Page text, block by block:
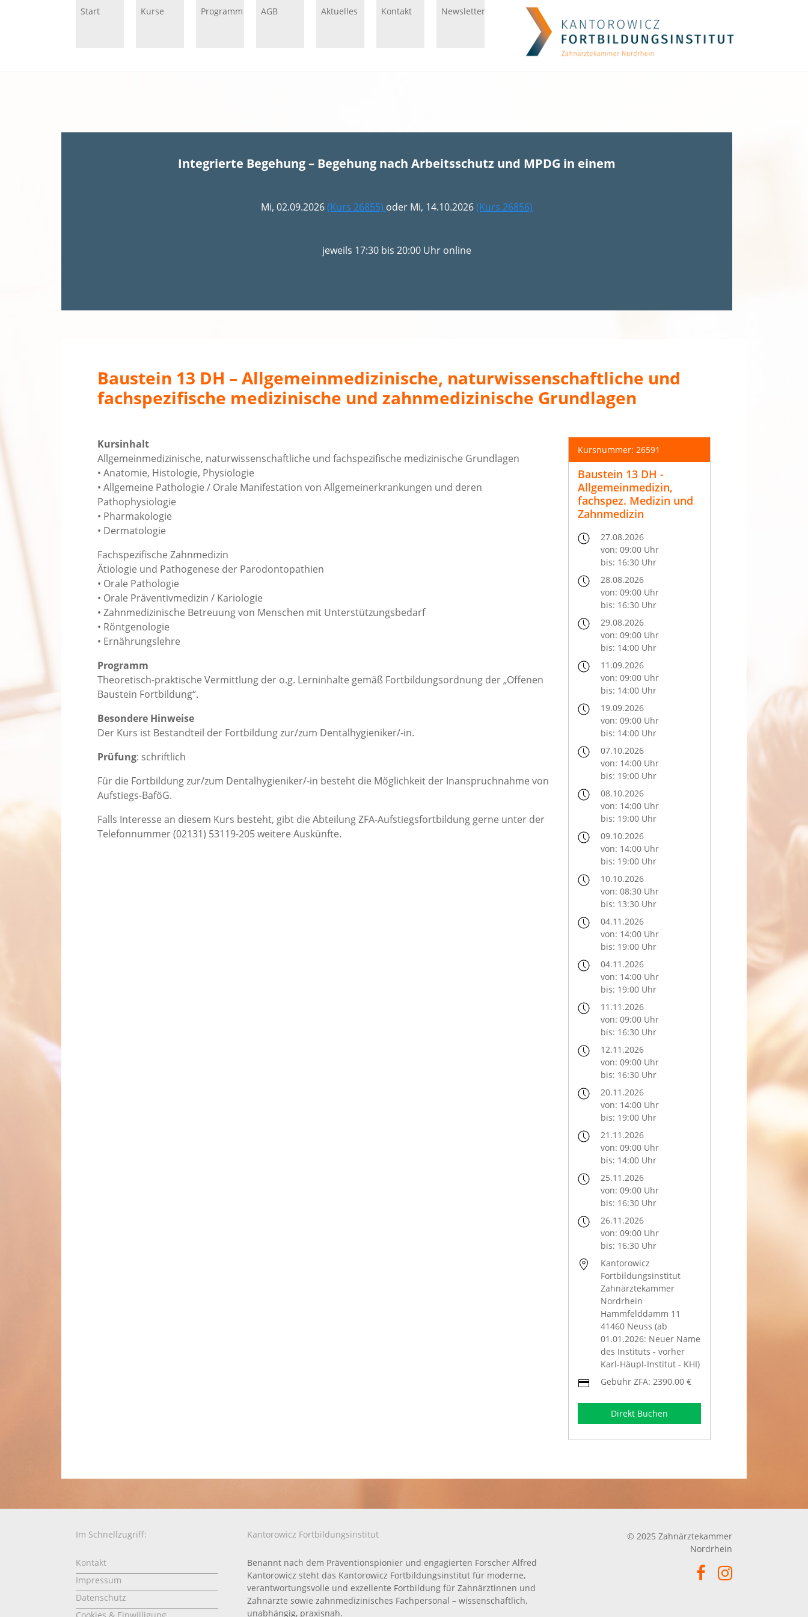
Start Kurse Programm AGB Aktuelles Kontakt Newsletter
Integrierte Begehung – Begehung nach Arbeitsschutz und MPDG in einem
Mi, 02.09.2026(Kurs 26855) oder Mi, 14.10.2026(Kurs 26856)
jeweils 17:30 bis 20:00 Uhr online
Baustein 13 DH – Allgemeinmedizinische, naturwissenschaftliche und
fachspezifische medizinische und zahnmedizinische Grundlagen
Kursinhalt
Allgemeinmedizinische, naturwissenschaftliche und fachspezifische medizinische Grundlagen
• Anatomie, Histologie, Physiologie
• Allgemeine Pathologie / Orale Manifestation von Allgemeinerkrankungen und deren
Pathophysiologie
• Pharmakologie
• Dermatologie
Fachspezifische Zahnmedizin
Ätiologie und Pathogenese der Parodontopathien
• Orale Pathologie
• Orale Präventivmedizin / Kariologie
• Zahnmedizinische Betreuung von Menschen mit Unterstützungsbedarf
• Röntgenologie
• Ernährungslehre
Programm
Theoretisch-praktische Vermittlung der o.g. Lerninhalte gemäß Fortbildungsordnung der „Offenen
Baustein Fortbildung“.
Besondere Hinweise
Der Kurs ist Bestandteil der Fortbildung zur/zum Dentalhygieniker/-in.
Prüfung: schriftlich
Für die Fortbildung zur/zum Dentalhygieniker/-in besteht die Möglichkeit der Inanspruchnahme von
Aufstiegs-BaföG.
Falls Interesse an diesem Kurs besteht, gibt die Abteilung ZFA-Aufstiegsfortbildung gerne unter der
Telefonnummer (02131) 53119-205 weitere Auskünfte.
Kursnummer: 26591
Baustein 13 DH -
Allgemeinmedizin,
fachspez. Medizin und
Zahnmedizin
27.08.2026
von: 09:00 Uhr
bis: 16:30 Uhr
28.08.2026
von: 09:00 Uhr
bis: 16:30 Uhr
29.08.2026
von: 09:00 Uhr
bis: 14:00 Uhr
11.09.2026
von: 09:00 Uhr
bis: 14:00 Uhr
19.09.2026
von: 09:00 Uhr
bis: 14:00 Uhr
07.10.2026
von: 14:00 Uhr
bis: 19:00 Uhr
08.10.2026
von: 14:00 Uhr
bis: 19:00 Uhr
09.10.2026
von: 14:00 Uhr
bis: 19:00 Uhr
10.10.2026
von: 08:30 Uhr
bis: 13:30 Uhr
04.11.2026
von: 14:00 Uhr
bis: 19:00 Uhr
04.11.2026
von: 14:00 Uhr
bis: 19:00 Uhr
11.11.2026
von: 09:00 Uhr
bis: 16:30 Uhr
12.11.2026
von: 09:00 Uhr
bis: 16:30 Uhr
20.11.2026
von: 14:00 Uhr
bis: 19:00 Uhr
21.11.2026
von: 09:00 Uhr
bis: 14:00 Uhr
25.11.2026
von: 09:00 Uhr
bis: 16:30 Uhr
26.11.2026
von: 09:00 Uhr
bis: 16:30 Uhr
Kantorowicz
Fortbildungsinstitut
Zahnärztekammer
Nordrhein
Hammfelddamm 11
41460 Neuss (ab
01.01.2026: Neuer Name
des Instituts - vorher
Karl-Häupl-Institut - KHI)
Gebühr ZFA: 2390.00 €
Direkt Buchen
Im Schnellzugriff:
Kontakt
Impressum
Datenschutz
Cookies & Einwilligung
Kantorowicz Fortbildungsinstitut
Benannt nach dem Präventionspionier und engagierten Forscher Alfred
Kantorowicz steht das Kantorowicz Fortbildungsinstitut für moderne,
verantwortungsvolle und exzellente Fortbildung für Zahnärztinnen und
Zahnärzte sowie zahnmedizinisches Fachpersonal – wissenschaftlich,
unabhängig, praxisnah.
© 2025 Zahnärztekammer
Nordrhein